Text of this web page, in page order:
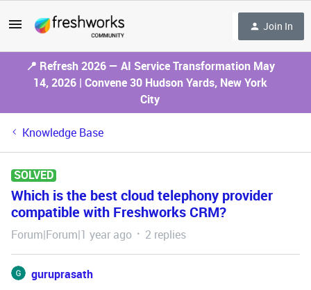
Join In
📍 Refresh 2026 — AI Service Transformation May
14, 2026 | Convene 30 Hudson Yards, New York
City
Knowledge Base
SOLVED
Which is the best cloud telephony provider
compatible with Freshworks CRM?
Forum|Forum|1 year ago 2 replies
guruprasath